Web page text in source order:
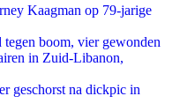
Kaagman op 79-jarige
boom, vier gewonden
in Zuid-Libanon,
geschorst na dickpic in